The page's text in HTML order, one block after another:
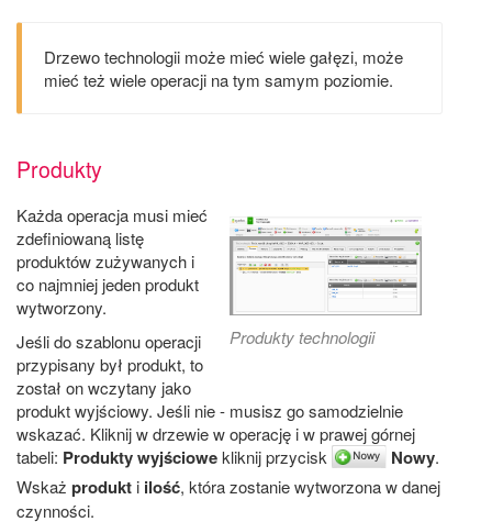
Drzewo technologii może mieć wiele gałęzi, może
mieć też wiele operacji na tym samym poziomie.
Produkty
Produkty technologii
Każda operacja musi mieć
zdefiniowaną listę
produktów zużywanych i
co najmniej jeden produkt
wytworzony.
Jeśli do szablonu operacji
przypisany był produkt, to
został on wczytany jako
produkt wyjściowy. Jeśli nie - musisz go samodzielnie
wskazać. Kliknij w drzewie w operację i w prawej górnej
tabeli: Produkty wyjściowekliknij przycisk Nowy.
Wskaż produkt i ilość, która zostanie wytworzona w danej
czynności.